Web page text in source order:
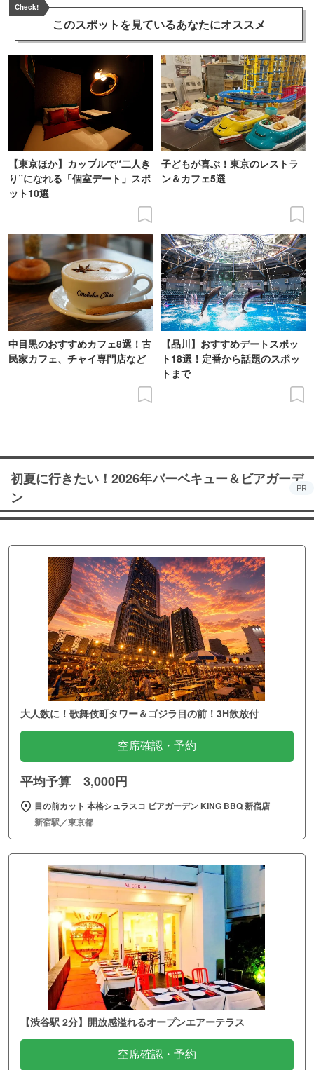
Check!
このスポットを見ているあなたにオススメ
【東京ほか】カップルで“二人き
り”になれる「個室デート」スポ
ット10選
子どもが喜ぶ！東京のレストラ
ン＆カフェ5選
中目黒のおすすめカフェ8選！古
民家カフェ、チャイ専門店など
【品川】おすすめデートスポッ
ト18選！定番から話題のスポッ
トまで
初夏に行きたい！2026年バーベキュー＆ビアガーデ
ン
PR
大人数に！歌舞伎町タワー＆ゴジラ目の前！3H飲放付
空席確認・予約
平均予算 3,000円
目の前カット 本格シュラスコ ビアガーデン KING BBQ 新宿店
新宿駅／東京都
【渋谷駅 2分】開放感溢れるオープンエアーテラス
空席確認・予約